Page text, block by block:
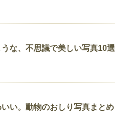
な、不思議で美しい写真10選
い。動物のおしり写真まとめ